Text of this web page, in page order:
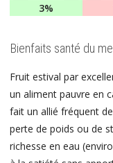
3%
Bienfaits santé du
Fruit estival par
un aliment pauvre en
fait un allié fréquent
perte de poids ou de
richesse en eau